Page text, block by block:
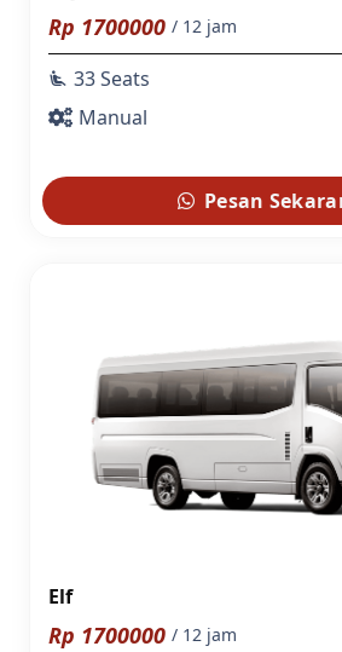
Rp 1700000 / 12 jam
airline_seat_recline_extra 33 Seats
Manual
Pesan
Elf
Rp 1700000 / 12 jam